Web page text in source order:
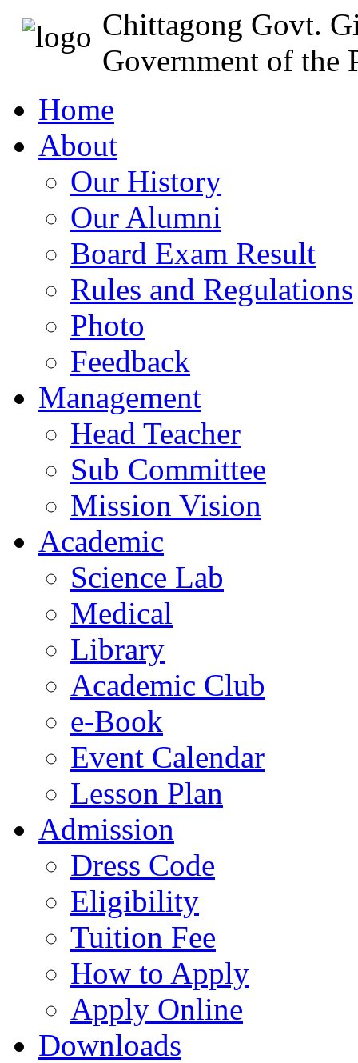
Chittagong Govt.
Government of the
Home
About
Our History
Our Alumni
Board Exam Result
Rules and Regulations
Photo
Feedback
Management
Head Teacher
Sub Committee
Mission Vision
Academic
Science Lab
Medical
Library
Academic Club
e-Book
Event Calendar
Lesson Plan
Admission
Dress Code
Eligibility
Tuition Fee
How to Apply
Apply Online
Downloads